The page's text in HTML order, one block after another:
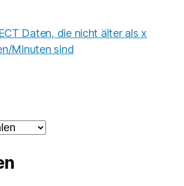
Daten, die nicht älter als x
Minuten sind